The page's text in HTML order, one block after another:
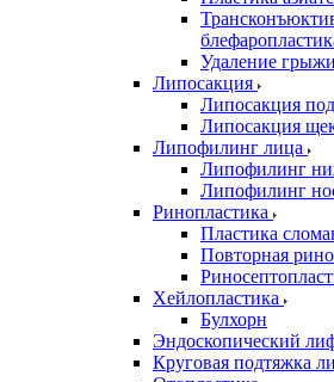
Удаление
Липосакция
Липосакция
Липосакция
Липофилинг лица
Липофилинг
Липофилинг
Ринопластика
Пластика
Повторная
Хейлопластика
Булхорн
Эндоскопический
Круговая подтяжка